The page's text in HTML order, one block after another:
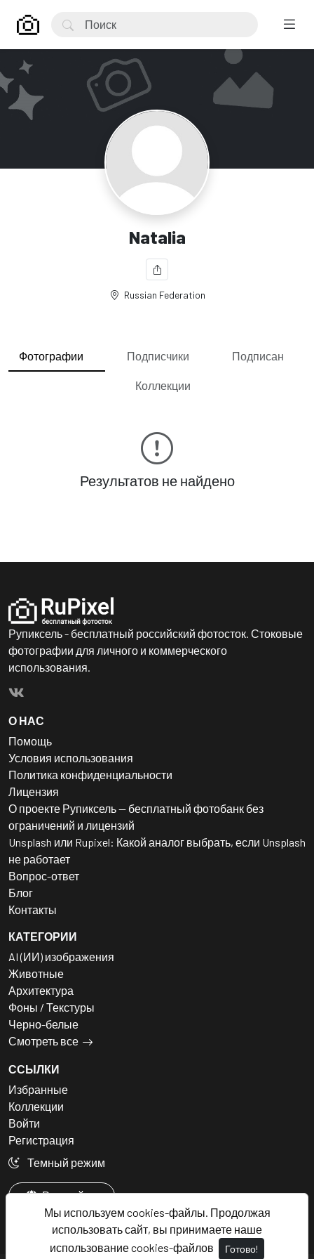
Мы используем cookies-файлы. Продолжая
использовать сайт, вы принимаете наше
использование cookies-файлов
Готово!
Natalia
Russian Federation
Фотографии Подписчики Подписан
Коллекции
Результатов не найдено
Рупиксель - бесплатный российский фотосток. Стоковые
фотографии для личного и коммерческого
использования.
О НАС
Помощь
Условия использования
Политика конфиденциальности
Лицензия
О проекте Рупиксель — бесплатный фотобанк без
ограничений и лицензий
Unsplash или Rupixel: Какой аналог выбрать, если Unsplash
не работает
Вопрос-ответ
Блог
Контакты
КАТЕГОРИИ
AI (ИИ) изображения
Животные
Архитектура
Фоны / Текстуры
Черно-белые
Смотреть все
ССЫЛКИ
Избранные
Коллекции
Войти
Регистрация
Темный режим
Русский